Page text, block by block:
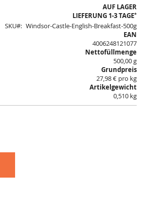
AUF LAGER
LIEFERUNG 1-3 TAGE*
SKU
Windsor-Castle-English-Breakfast-500g
EAN
4006248121077
Nettofüllmenge
500,00 g
Grundpreis
27,98 € pro kg
Artikelgewicht
0,510 kg